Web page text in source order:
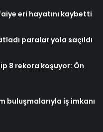
eri hayatını kaybetti
paralar yola saçıldı
8 rekora koşuyor: Ön
buluşmalarıyla iş imkanı